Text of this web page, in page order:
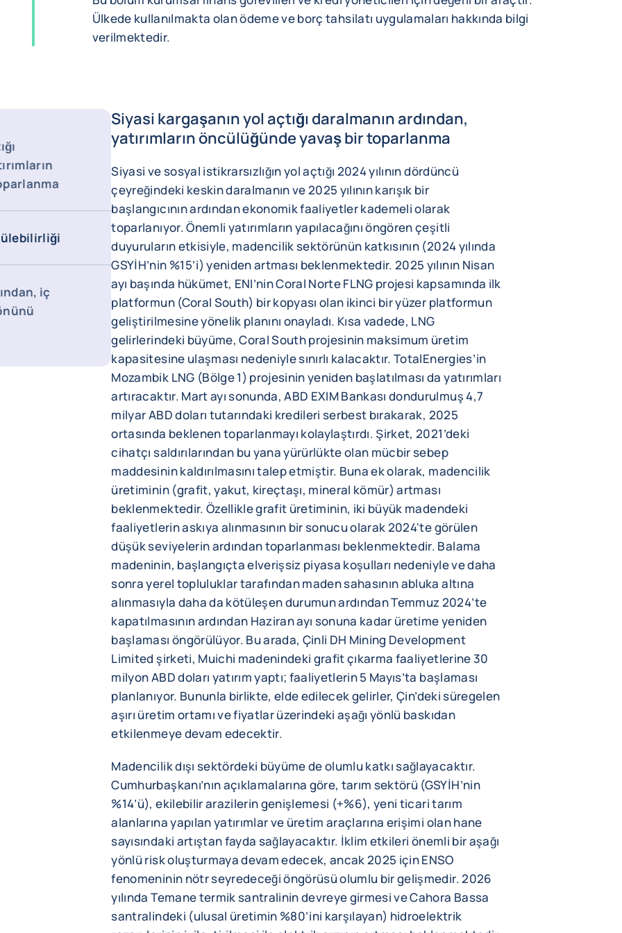
Ülkede kullanılmakta olan ödeme ve borç tahsilatı uygulamaları hakkında bilgi
verilmektedir.
iç
Siyasi kargaşanın yol açtığı daralmanın ardından,
yatırımların öncülüğünde yavaş bir toparlanma
Siyasi ve sosyal istikrarsızlığın yol açtığı 2024 yılının dördüncü
çeyreğindeki keskin daralmanın ve 2025 yılının karışık bir
başlangıcının ardından ekonomik faaliyetler kademeli olarak
toparlanıyor. Önemli yatırımların yapılacağını öngören çeşitli
duyuruların etkisiyle, madencilik sektörünün katkısının (2024 yılında
GSYİH’nin %15’i) yeniden artması beklenmektedir. 2025 yılının Nisan
ayı başında hükümet, ENI’nin Coral Norte FLNG projesi kapsamında ilk
platformun (Coral South) bir kopyası olan ikinci bir yüzer platformun
geliştirilmesine yönelik planını onayladı. Kısa vadede, LNG
gelirlerindeki büyüme, Coral South projesinin maksimum üretim
kapasitesine ulaşması nedeniyle sınırlı kalacaktır. TotalEnergies’in
Mozambik LNG (Bölge 1) projesinin yeniden başlatılması da yatırımları
artıracaktır. Mart ayı sonunda, ABD EXIM Bankası dondurulmuş 4,7
milyar ABD doları tutarındaki kredileri serbest bırakarak, 2025
ortasında beklenen toparlanmayı kolaylaştırdı. Şirket, 2021’deki
cihatçı saldırılarından bu yana yürürlükte olan mücbir sebep
maddesinin kaldırılmasını talep etmiştir. Buna ek olarak, madencilik
üretiminin (grafit, yakut, kireçtaşı, mineral kömür) artması
beklenmektedir. Özellikle grafit üretiminin, iki büyük madendeki
faaliyetlerin askıya alınmasının bir sonucu olarak 2024'te görülen
düşük seviyelerin ardından toparlanması beklenmektedir. Balama
madeninin, başlangıçta elverişsiz piyasa koşulları nedeniyle ve daha
sonra yerel topluluklar tarafından maden sahasının abluka altına
alınmasıyla daha da kötüleşen durumun ardından Temmuz 2024’te
kapatılmasının ardından Haziran ayı sonuna kadar üretime yeniden
başlaması öngörülüyor. Bu arada, Çinli DH Mining Development
Limited şirketi, Muichi madenindeki grafit çıkarma faaliyetlerine 30
milyon ABD doları yatırım yaptı; faaliyetlerin 5 Mayıs’ta başlaması
planlanıyor. Bununla birlikte, elde edilecek gelirler, Çin’deki süregelen
aşırı üretim ortamı ve fiyatlar üzerindeki aşağı yönlü baskıdan
etkilenmeye devam edecektir.
Madencilik dışı sektördeki büyüme de olumlu katkı sağlayacaktır.
Cumhurbaşkanı’nın açıklamalarına göre, tarım sektörü (GSYİH’nin
%14’ü), ekilebilir arazilerin genişlemesi (+%6), yeni ticari tarım
alanlarına yapılan yatırımlar ve üretim araçlarına erişimi olan hane
sayısındaki artıştan fayda sağlayacaktır. İklim etkileri önemli bir aşağı
yönlü risk oluşturmaya devam edecek, ancak 2025 için ENSO
fenomeninin nötr seyredeceği öngörüsü olumlu bir gelişmedir. 2026
yılında Temane termik santralinin devreye girmesi ve Cahora Bassa
santralindeki (ulusal üretimin %80’ini karşılayan) hidroelektrik